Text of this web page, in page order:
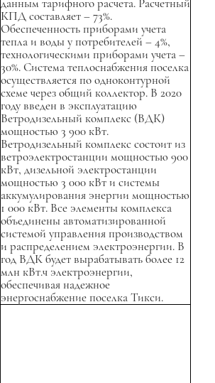
данным тарифного расчета. Расчетный
КПД составляет – 73%.
Обеспеченность приборами учета
тепла и воды у потребителей – 4%,
технологическими приборами учета –
30%. Система теплоснабжения поселка
осуществляется по одноконтурной
схеме через общий коллектор. В 2020
году введен в эксплуатацию
Ветродизельный комплекс (ВДК)
мощностью 3 900 кВт.
Ветродизельный комплекс состоит из
ветроэлектростанции мощностью 900
кВт, дизельной электростанции
мощностью 3 000 кВт и системы
аккумулирования энергии мощностью
1 000 кВт. Все элементы комплекса
объединены автоматизированной
системой управления производством
и распределением электроэнергии. В
год ВДК будет вырабатывать более 12
млн кВт.ч электроэнергии,
обеспечивая надежное
энергоснабжение поселка Тикси.